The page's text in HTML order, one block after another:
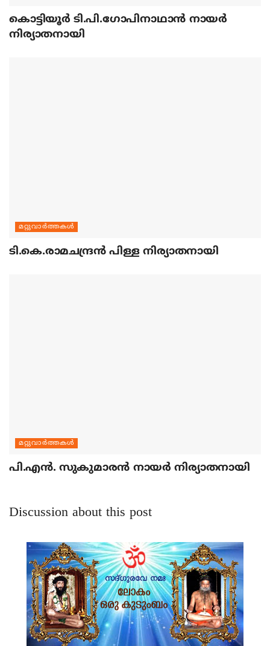
കൊട്ടിയൂര്‍ ടി.പി.ഗോപിനാഥാന്‍ നായര്‍
നിര്യാതനായി
മറ്റുവാര്‍ത്തകള്‍
ടി.കെ.രാമചന്ദ്രന്‍ പിള്ള നിര്യാതനായി
മറ്റുവാര്‍ത്തകള്‍
പി.എന്‍. സുകുമാരന്‍ നായര്‍ നിര്യാതനായി
Discussion about this post